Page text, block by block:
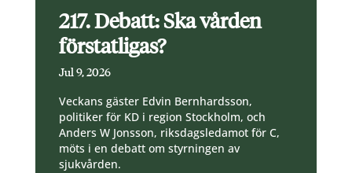
217. Debatt: Ska vården
förstatligas?
Jul 9, 2026
Veckans gäster Edvin Bernhardsson,
politiker för KD i region Stockholm, och
Anders W Jonsson, riksdagsledamot för C,
möts i en debatt om styrningen av
sjukvården.